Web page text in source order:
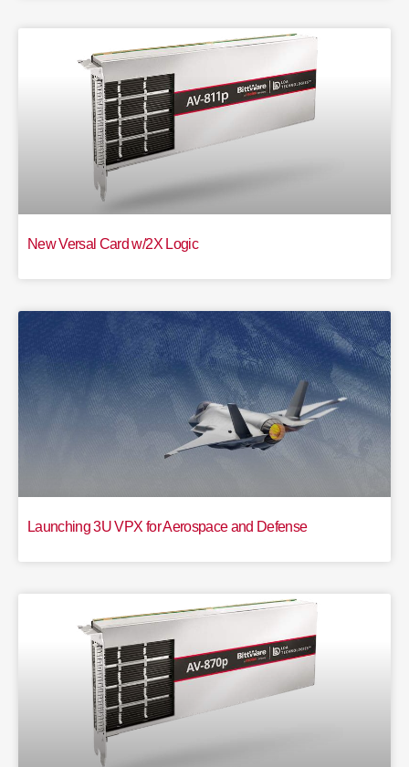
New Versal Card w/2X Logic
Launching 3U VPX for Aerospace and Defense